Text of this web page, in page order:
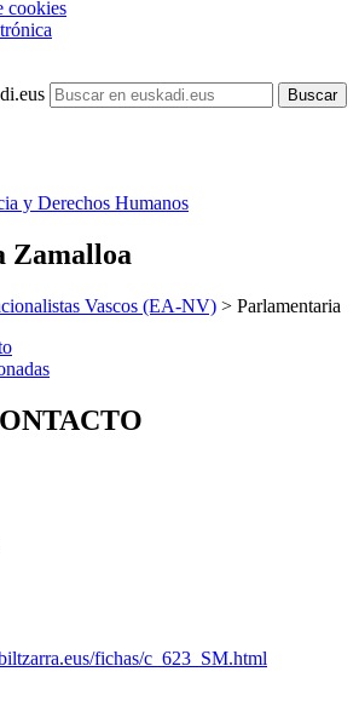
cookies
y Derechos Humanos
Zamalloa
Vascos (EA-NV) > Parlamentaria
fichas/c_623_SM.html